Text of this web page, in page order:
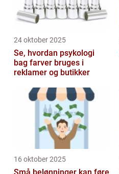
24 oktober 2025
Se, hvordan psykologi
bag farver bruges i
reklamer og butikker
16 oktober 2025